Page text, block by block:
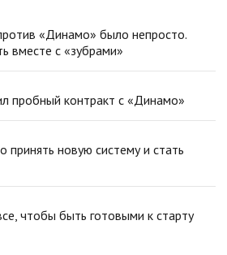
«Динамо» было непросто.
вместе с «зубрами»
пробный контракт с «Динамо»
новую систему и стать
чтобы быть готовыми к старту